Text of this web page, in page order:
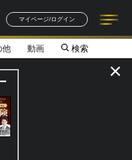
マイページ/ログイン
記事一覧
著者一覧
他 動画 検索
／補助金から実需へ、知られざ
×